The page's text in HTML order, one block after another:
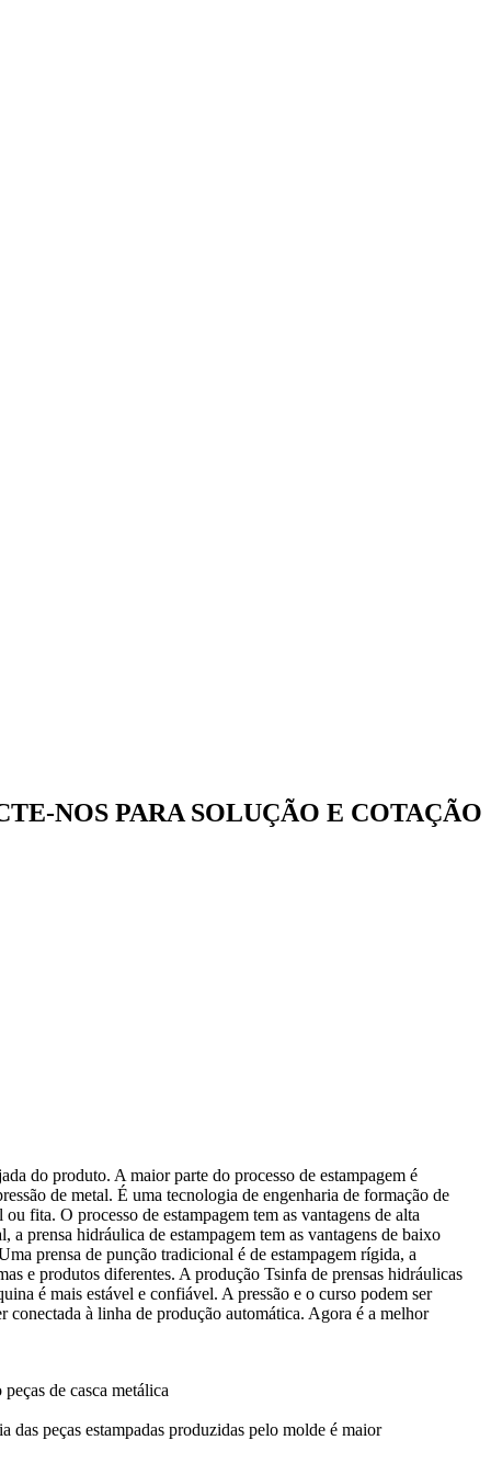
NOS PARA SOLUÇÃO E COTAÇÃO
do produto. A maior parte do processo de estampagem é
de metal. É uma tecnologia de engenharia de formação de
fita. O processo de estampagem tem as vantagens de alta
prensa hidráulica de estampagem tem as vantagens de baixo
prensa de punção tradicional é de estampagem rígida, a
e produtos diferentes. A produção Tsinfa de prensas hidráulicas
é mais estável e confiável. A pressão e o curso podem ser
conectada à linha de produção automática. Agora é a melhor
de casca metálica
das peças estampadas produzidas pelo molde é maior